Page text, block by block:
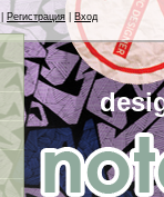
Регистрация Вход